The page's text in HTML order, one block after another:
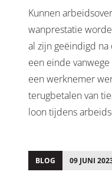
Kunnen
wanprestatie
al zijn geëindigd
een einde
een werknemer
terugbetalen van
loon tijdens
BLOG 09 JUNI